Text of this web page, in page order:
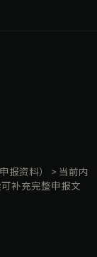
报资料） > 当前内
补充完整申报文